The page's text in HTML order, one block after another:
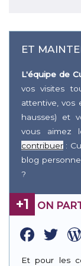
ET
L'équipe de
vos visites
attentive, vos
hausses) et
vous aimez
contribuer :
blog
?
+1 ON
Et pour les